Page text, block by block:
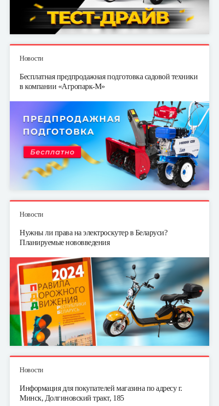
Новости
Информация для покупателей магазина по адресу г.
Минск, Долгиновский тракт, 185
Новости
Бесплатная предпродажная подготовка садовой техники
в компании «Агропарк-М»
Новости
Нужны ли права на электроскутер в Беларуси?
Планируемые нововведения